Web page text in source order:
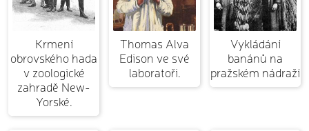
Krmení
obrovského hada
v zoologické
zahradě New-
Yorské.
Thomas Alva
Edison ve své
laboratoři.
Vykládání
banánů na
pražském nádraží